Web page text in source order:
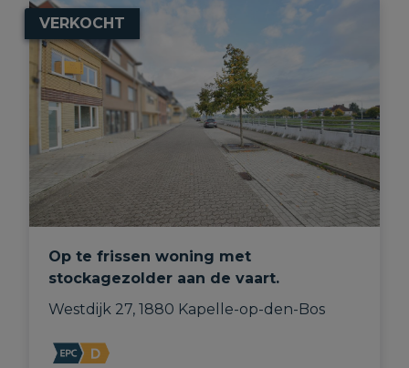
VERKOCHT
Op te frissen woning met
stockagezolder aan de vaart.
Westdijk 27, 1880 Kapelle-op-den-Bos